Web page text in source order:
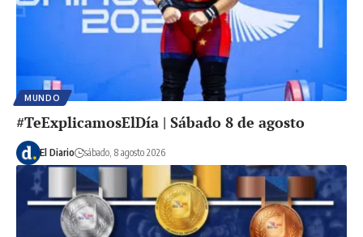
MUNDO
#TeExplicamosElDía | Sábado 8 de agosto
El Diario sábado, 8 agosto 2026